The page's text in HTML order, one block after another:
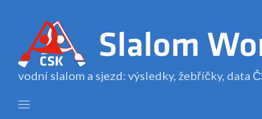
vodní slalom a sjezd: výsledky, žebříčky, data